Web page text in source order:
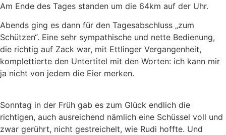
Am Ende des Tages standen um die 64km auf der Uhr.
Abends ging es dann für den Tagesabschluss „zum
Schützen“. Eine sehr sympathische und nette Bedienung,
die richtig auf Zack war, mit Ettlinger Vergangenheit,
komplettierte den Untertitel mit den Worten: ich kann mir
ja nicht von jedem die Eier merken.
Sonntag in der Früh gab es zum Glück endlich die
richtigen, auch ausreichend nämlich eine Schüssel voll und
zwar gerührt, nicht gestreichelt, wie Rudi hoffte. Und